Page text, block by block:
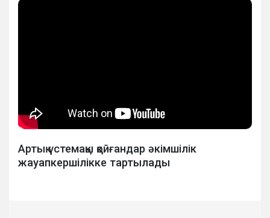
Артық үстемақы қойғандар әкімшілік
жауапкершілікке тартылады